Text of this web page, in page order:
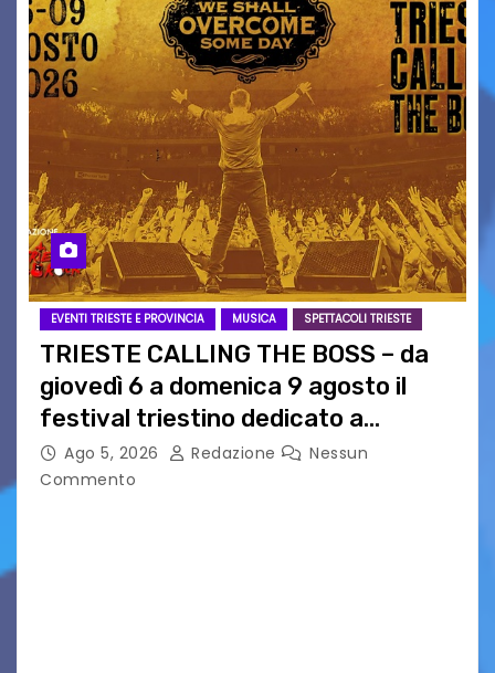
EVENTI TRIESTE E PROVINCIA MUSICA SPETTACOLI TRIESTE
TRIESTE CALLING THE BOSS – da
giovedì 6 a domenica 9 agosto il
festival triestino dedicato a
Springsteen
Ago 5, 2026 Redazione
Nessun
Commento